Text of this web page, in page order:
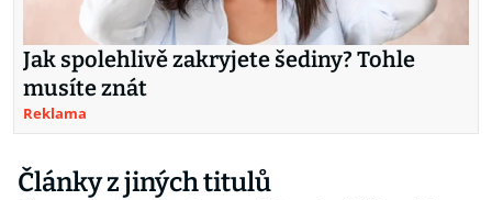
Jak spolehlivě zakryjete šediny? Tohle
musíte znát
Reklama
Články z jiných titulů